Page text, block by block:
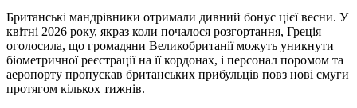
Британські мандрівники отримали дивний бонус цієї весни. У
квітні 2026 року, якраз коли почалося розгортання, Греція
оголосила, що громадяни Великобританії можуть уникнути
біометричної реєстрації на її кордонах, і персонал поромом та
аеропорту пропускав британських прибульців повз нові смуги
протягом кількох тижнів.